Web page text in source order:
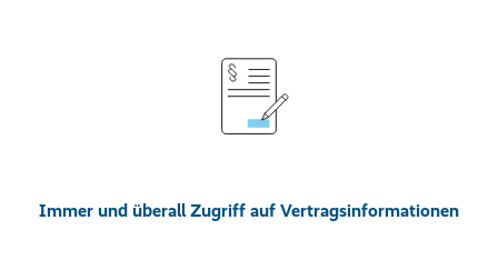
Immer und überall Zugriff auf Vertragsinformationen